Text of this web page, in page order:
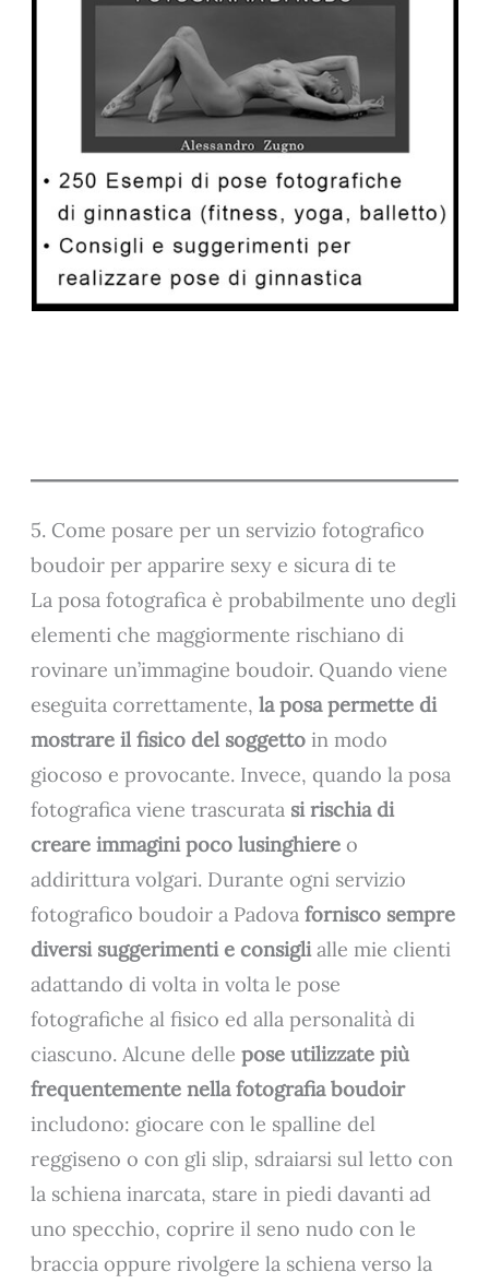
5. Come posare per un servizio fotografico
boudoir per apparire sexy e sicura di te
La posa fotografica è probabilmente uno degli
elementi che maggiormente rischiano di
rovinare un’immagine boudoir. Quando viene
eseguita correttamente,la posa permette di
mostrare il fisico del soggetto in modo
giocoso e provocante. Invece, quando la posa
fotografica viene trascurata si rischia di
creare immagini poco lusinghiere o
addirittura volgari. Durante ogni servizio
fotografico boudoir a Padovafornisco sempre
diversi suggerimenti e consigli alle mie clienti
adattando di volta in volta le pose
fotografiche al fisico ed alla personalità di
ciascuno. Alcune dellepose utilizzate più
frequentemente nella fotografia boudoir
includono: giocare con le spalline del
reggiseno o con gli slip, sdraiarsi sul letto con
la schiena inarcata, stare in piedi davanti ad
uno specchio, coprire il seno nudo con le
braccia oppure rivolgere la schiena verso la